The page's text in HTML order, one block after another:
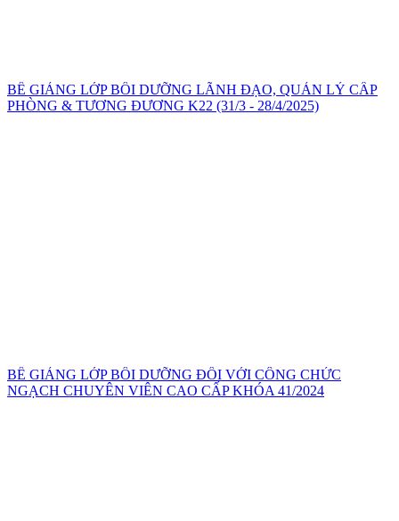
BẾ GIẢNG LỚP BỒI DƯỠNG LÃNH ĐẠO, QUẢN LÝ CẤP
PHÒNG & TƯƠNG ĐƯƠNG K22 (31/3 - 28/4/2025)
BẾ GIẢNG LỚP BỒI DƯỠNG ĐỐI VỚI CÔNG CHỨC
NGẠCH CHUYÊN VIÊN CAO CẤP KHÓA 41/2024